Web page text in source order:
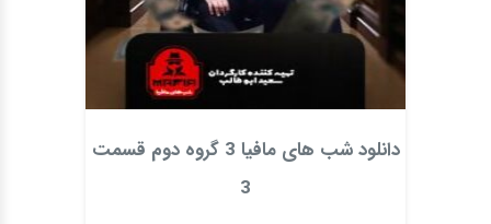
دانلود شب های مافیا 3 گروه دوم قسمت
3